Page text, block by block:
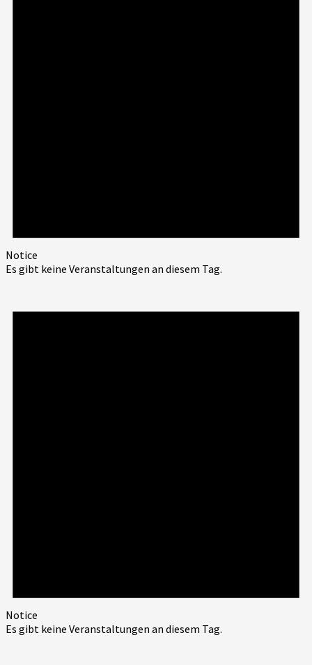
Notice
Es gibt keine Veranstaltungen an diesem Tag.
Notice
Es gibt keine Veranstaltungen an diesem Tag.